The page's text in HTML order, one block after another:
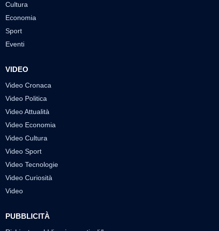
Cultura
Economia
Sport
Eventi
VIDEO
Video Cronaca
Video Politica
Video Attualità
Video Economia
Video Cultura
Video Sport
Video Tecnologie
Video Curiosità
Video
PUBBLICITÀ